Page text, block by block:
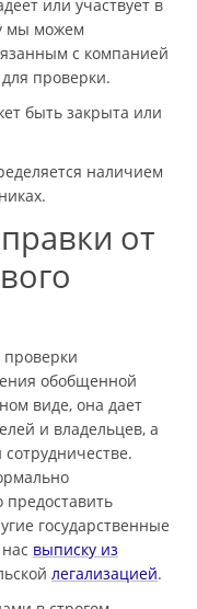
или участвует в
мы можем
с компанией
проверки.
быть закрыта или
наличием
от
обобщенной
виде, она дает
и владельцев, а
государственные
выписку из
легализацией.